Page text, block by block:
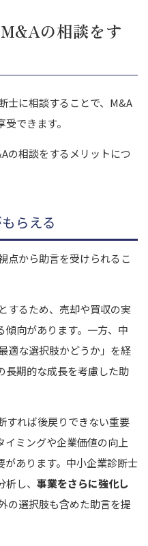
の相談をす
士に相談することで、M&A
できます。
の相談をするメリットにつ
らえる
点から助言を受けられるこ
するため、売却や買収の実
傾向があります。一方、中
適な選択肢かどうか」を経
長期的な成長を考慮した助
すれば後戻りできない重要
イミングや企業価値の向上
あります。中小企業診断士
し、 事業をさらに強化し
の選択肢も含めた助言を提